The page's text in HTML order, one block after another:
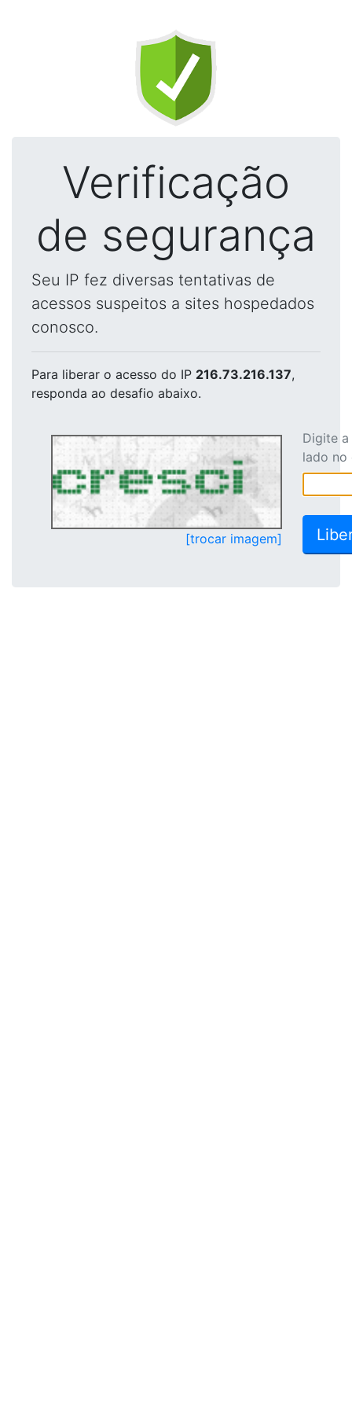
Verificação
de segurança
Seu IP fez diversas tentativas de
acessos suspeitos a sites hospedados
conosco.
Para liberar o acesso do IP 216.73.216.137,
responda ao desafio abaixo.
[trocar imagem]
Digite
lado no